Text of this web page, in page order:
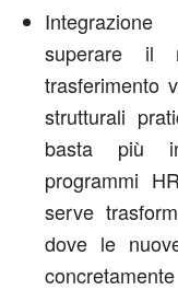
superare il
trasferimento
strutturali
basta più
programmi
serve
dove le